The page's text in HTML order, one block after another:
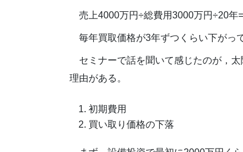
売上4000万円÷総費用3000万円÷20年
毎年買取価格が3年ずつくらい下がっ
セミナーで話を聞いて感じたのが，
理由がある。
初期費用
買い取り価格の下落